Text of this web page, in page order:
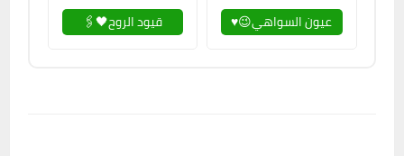
عيون السواهي😉♥️ قيود الروح🖤🖇️